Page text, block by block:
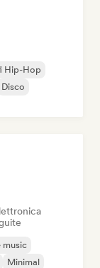
Hip-Hop
Disco
music
Minimal